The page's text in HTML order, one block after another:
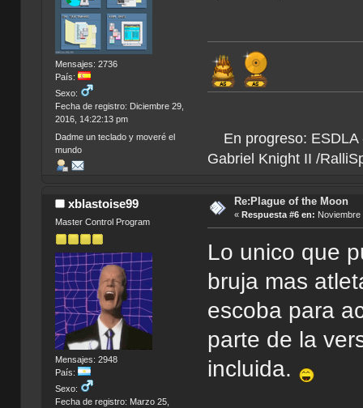
Mensajes: 2736
País:
Sexo:
Fecha de registro: Diciembre 29,
2016, 14:22:13 pm
Dadme un teclado y moveré el
mundo
En progreso: ESDLA
Gabriel Knight II /
xblastoise99
Master Control Program
Mensajes: 2948
País:
Sexo:
Fecha de registro: Marzo 25,
Re:Plague of the Moon
« Respuesta #6 en: Noviembre
Lo unico que
bruja mas
escoba para
parte de la
incluida.